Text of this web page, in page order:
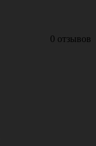
0 отзывов